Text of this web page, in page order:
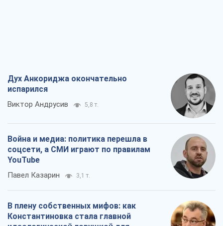
Дух Анкориджа окончательно
испарился
Виктор Андрусив 5,8 т.
Война и медиа: политика перешла в
соцсети, а СМИ играют по правилам
YouTube
Павел Казарин 3,1 т.
В плену собственных мифов: как
Константиновка стала главной